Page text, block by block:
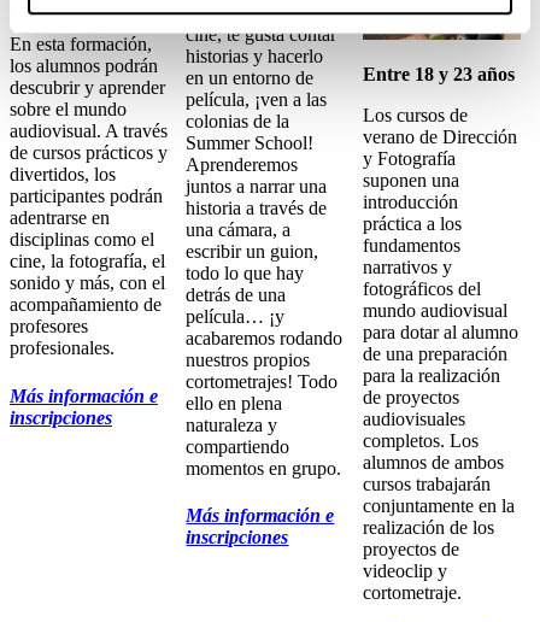
En esta formación,
los alumnos podrán
descubrir y aprender
sobre el mundo
audiovisual. A través
de cursos prácticos y
divertidos, los
participantes podrán
adentrarse en
disciplinas como el
cine, la fotografía, el
sonido y más, con el
acompañamiento de
profesores
profesionales.
Más información e
inscripciones
Si te apasiona el
cine, te gusta contar
historias y hacerlo
en un entorno de
película, ¡ven a las
colonias de la
Summer School!
Aprenderemos
juntos a narrar una
historia a través de
una cámara, a
escribir un guion,
todo lo que hay
detrás de una
película… ¡y
acabaremos rodando
nuestros propios
cortometrajes! Todo
ello en plena
naturaleza y
compartiendo
momentos en grupo.
Más información e
inscripciones
Entre 18 y 23 años
Los cursos de
verano de Dirección
y Fotografía
suponen una
introducción
práctica a los
fundamentos
narrativos y
fotográficos del
mundo audiovisual
para dotar al alumno
de una preparación
para la realización
de proyectos
audiovisuales
completos. Los
alumnos de ambos
cursos trabajarán
conjuntamente en la
realización de los
proyectos de
videoclip y
cortometraje.